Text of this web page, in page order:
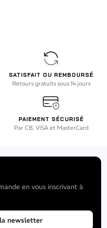
SATISFAIT OU REMBOURSÉ
Retours gratuits sous 14 jours
PAIEMENT SÉCURISÉ
Par CB, VISA et MasterCard
en vous inscrivant à
newsletter